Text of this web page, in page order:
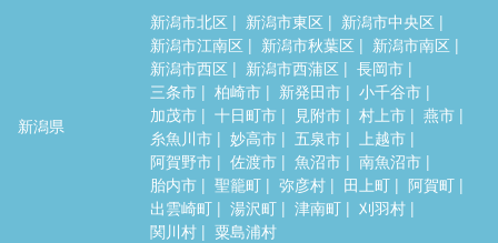
新潟県
新潟市北区 新潟市東区
新潟市中央区
新潟市江南区
新潟市秋葉区
新潟市南区
新潟市西区
新潟市西蒲区
長岡市
三条市
柏崎市 新発田市
小千谷市
加茂市
十日町市 見附市 村上市
燕市
糸魚川市
妙高市 五泉市
上越市
阿賀野市
佐渡市 魚沼市
南魚沼市
胎内市
聖籠町 弥彦村 田上町
阿賀町
出雲崎町
湯沢町 津南町
刈羽村
関川村
粟島浦村